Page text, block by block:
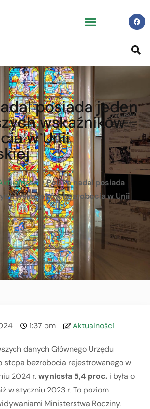
posiada jeden
wskaźników
w Unii
/Polska nadal posiada
wskaźników bezrobocia w Unii
1:37 pm Aktualności
danych Głównego Urzędu
stopa bezrobocia rejestrowanego w
2024 r.wyniosła 5,4 proc. i była o
w styczniu 2023 r. To poziom
Ministerstwa Rodziny,